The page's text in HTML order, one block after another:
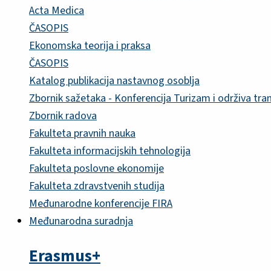
Acta Medica
ČASOPIS
Ekonomska teorija i praksa
ČASOPIS
Katalog publikacija nastavnog osoblja
Zbornik sažetaka - Konferencija Turizam i održiva
Zbornik radova
Fakulteta pravnih nauka
Fakulteta informacijskih tehnologija
Fakulteta poslovne ekonomije
Fakulteta zdravstvenih studija
Međunarodne konferencije FIRA
Međunarodna suradnja
Erasmus+